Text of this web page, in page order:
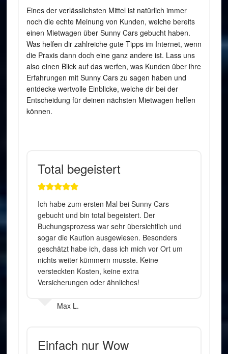
Eines der verlässlichsten Mittel ist natürlich immer
noch die echte Meinung von Kunden, welche bereits
einen Mietwagen über Sunny Cars gebucht haben.
Was helfen dir zahlreiche gute Tipps im Internet, wenn
die Praxis dann doch eine ganz andere ist. Lass uns
also einen Blick auf das werfen, was Kunden über ihre
Erfahrungen mit Sunny Cars zu sagen haben und
entdecke wertvolle Einblicke, welche dir bei der
Entscheidung für deinen nächsten Mietwagen helfen
können.
Total begeistert
Ich habe zum ersten Mal bei Sunny Cars
gebucht und bin total begeistert. Der
Buchungsprozess war sehr übersichtlich und
sogar die Kaution ausgewiesen. Besonders
geschätzt habe ich, dass ich mich vor Ort um
nichts weiter kümmern musste. Keine
versteckten Kosten, keine extra
Versicherungen oder ähnliches!
Max L.
Einfach nur Wow